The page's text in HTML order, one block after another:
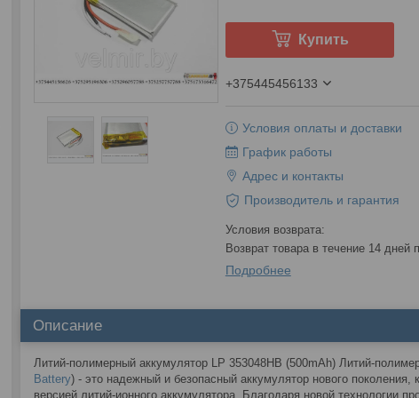
Купить
+375445456133
Условия оплаты и доставки
График работы
Адрес и контакты
Производитель и гарантия
возврат товара в течение 14 дней
Подробнее
Описание
Литий-полимерный аккумулятор LP 353048HB (500mAh) Литий-
Battery) - это надежный и безопасный аккумулятор нового поколения,
версией литий-ионного аккумулятора. Благодаря новой технологии